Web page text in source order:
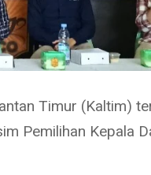
Timur (Kaltim)
Pemilihan Kepala